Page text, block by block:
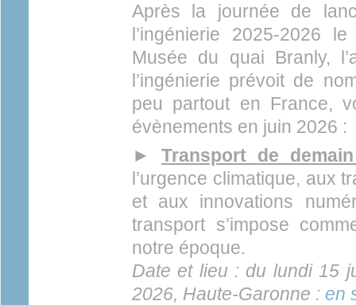
Après la journée de
l’ingénierie 2025-2026
Musée du quai Branly,
l’ingénierie prévoit de
peu partout en France,
évènements en juin 2026 :
► Transport de
l’urgence climatique, aux
et aux innovations
transport s’impose
notre époque.
Date et lieu : du lundi 15
2026, Haute-Garonne : en